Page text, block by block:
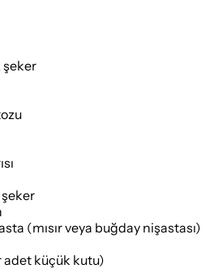
şeker
şeker
(mısır veya buğday nişastası)
küçük kutu)